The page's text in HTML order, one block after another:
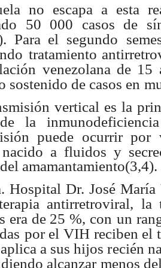
no escapa a esta
50 000 casos de
Para el segundo
tratamiento
venezolana de 15
sostenido de casos en
vertical es la
la
puede ocurrir por
a fluidos y
amamantamiento(3,4).
Hospital Dr. José María
antirretroviral, la
era de 25 %, con un
por el VIH reciben el
a sus hijos recién
alcanzar menos